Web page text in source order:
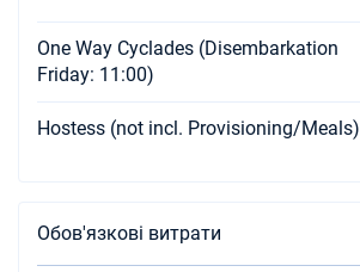
One Way Cyclades (Disembarkation
Friday: 11:00)
Hostess (not incl. Provisioning/Meals)
Обов'язкові витрати